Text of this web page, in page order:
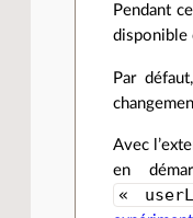
Pendant
disponible
Par
Avec
en
«